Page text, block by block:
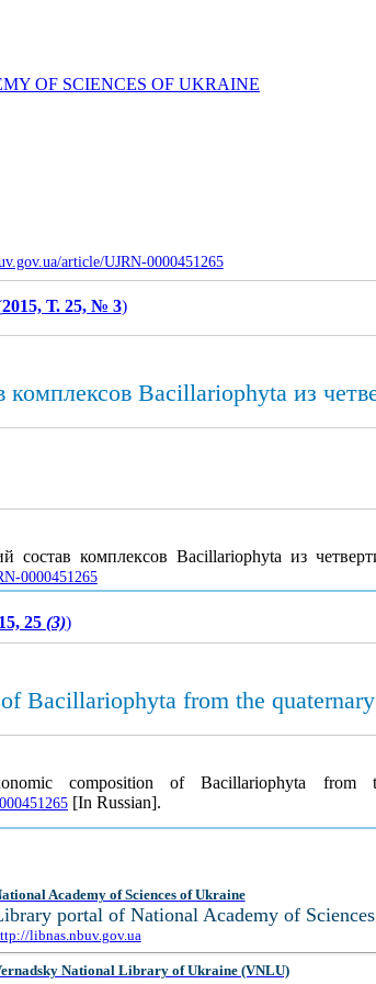
OF SCIENCES OF UKRAINE
article/UJRN-0000451265
2015, Т. 25, № 3)
комплексов Bacillariophyta из
комплексов Bacillariophyta из
0000451265
25 (3))
Bacillariophyta from the
composition of Bacillariophyta from
[In Russian].
Academy of Sciences of Ukraine
portal of National Academy of
libnas.nbuv.gov.ua
National Library of Ukraine (VNLU)